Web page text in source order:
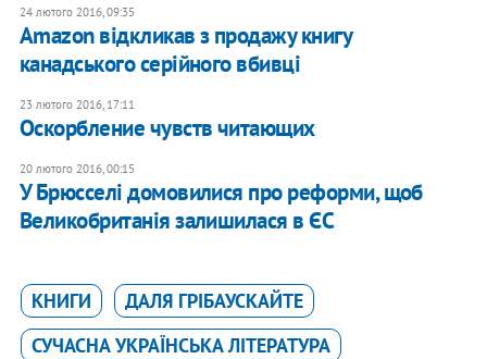
24 лютого 2016, 09:35
Amazon відкликав з продажу книгу
канадського серійного вбивці
23 лютого 2016, 17:11
Оскорбление чувств читающих
20 лютого 2016, 00:15
У Брюсселі домовилися про реформи, щоб
Великобританія залишилася в ЄС
КНИГИ
ДАЛЯ ГРІБАУСКАЙТЕ
СУЧАСНА УКРАЇНСЬКА ЛІТЕРАТУРА